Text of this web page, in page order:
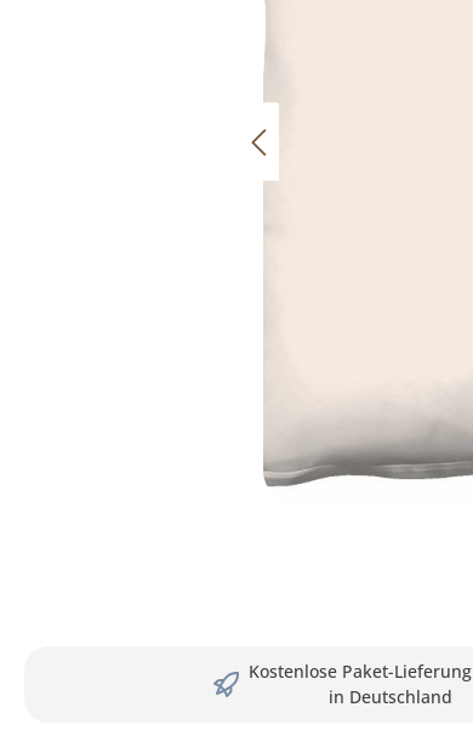
Kostenlose Paket-Lieferung
in Deutschland